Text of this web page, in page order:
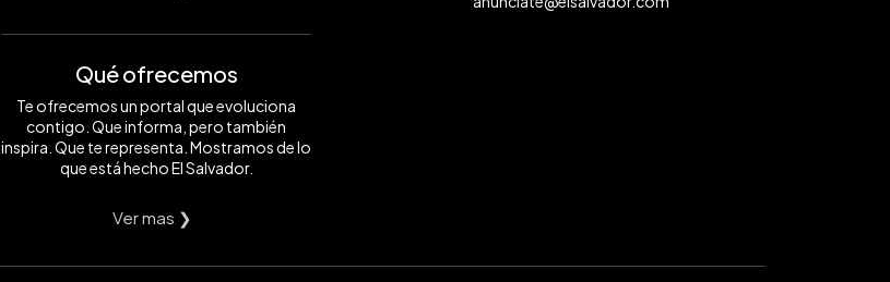
Qué ofrecemos
Te ofrecemos un portal que evoluciona
contigo. Que informa, pero también
inspira. Que te representa. Mostramos de lo
que está hecho El Salvador.
Ver mas ❯